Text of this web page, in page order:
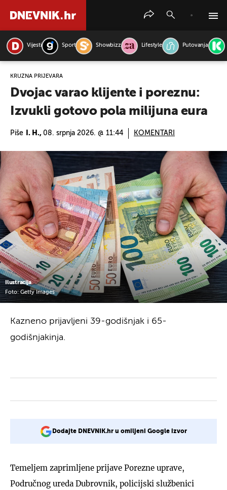
Vijesti Sport Showbizz Lifestyle Putovanja
KRUŽNA PRIJEVARA
Dvojac varao klijente i poreznu:
Izvukli gotovo pola milijuna eura
Piše I. H., 08. srpnja 2026. @ 11:44 KOMENTARI
Ilustracija
Foto: Getty Images
Kazneno prijavljeni 39-godišnjak i 65-
godišnjakinja.
Dodajte DNEVNIK.hr u omiljeni Google izvor
Temeljem zaprimljene prijave Porezne uprave,
Područnog ureda Dubrovnik, policijski službenici
PRETRAŽITE VIJESTI